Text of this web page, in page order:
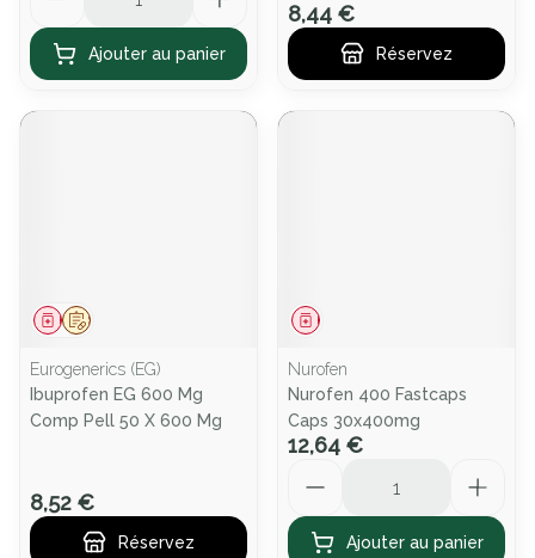
Ajouter au panier
8,44 €
Réservez
Sur prescription
Médicament
Eurogenerics (EG)
Ibuprofen EG 600 Mg
Comp Pell 50 X 600 Mg
8,52 €
Réservez
Médicament
Nurofen
Nurofen 400 Fastcaps
Caps 30x400mg
12,64 €
Ajouter au panier